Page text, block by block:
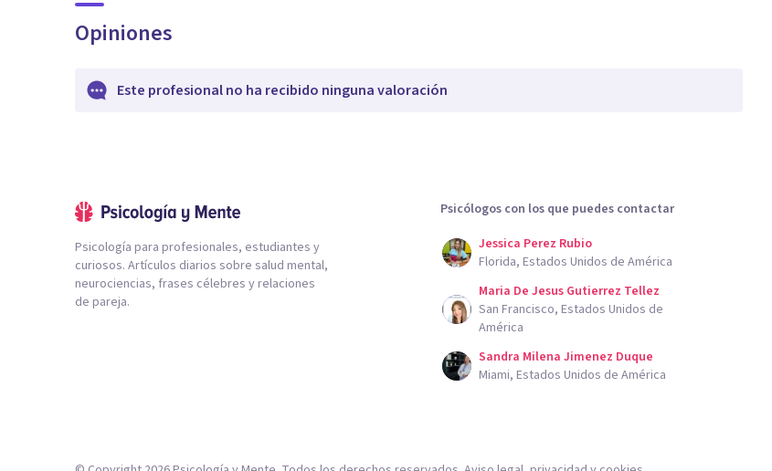
Opiniones
Este profesional no ha recibido ninguna valoración
Psicología para profesionales, estudiantes y
curiosos. Artículos diarios sobre salud mental,
neurociencias, frases célebres y relaciones
de pareja.
Psicólogos con los que puedes contactar
Jessica Perez Rubio
Florida, Estados Unidos de América
Maria De Jesus Gutierrez Tellez
San Francisco, Estados Unidos de
América
Sandra Milena Jimenez Duque
Miami, Estados Unidos de América